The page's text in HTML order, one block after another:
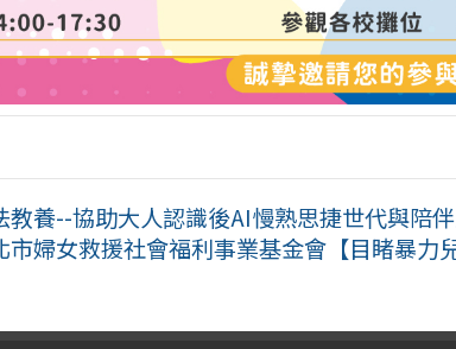
教養--協助大人認識後AI慢熟思捷世代與陪
市婦女救援社會福利事業基金會【目睹暴力